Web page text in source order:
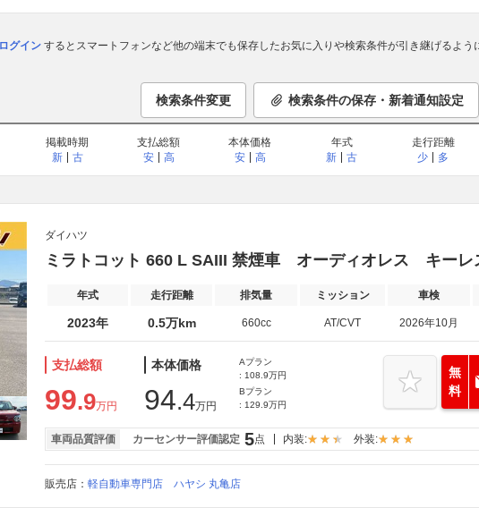
グインするとスマートフォンなど他の端末でも保存したお気に入りや検索条件が引き継げるよう
検索条件変更 検索条件の保存・新着通知設定
掲載時期
新
古
支払総額
安
高
本体価格
安
高
年式
新
古
走行距離
少
多
ダイハツ
ミラトコット 660 L SAIII 禁煙車 オーディオレス キーレ
年式 走行距離 排気量 ミッション 車検
2023年 0.5万km 660cc AT/CVT 2026年10月
支払総額
99.9万円
本体価格
94.4万円
Aプラン
: 108.9万円
Bプラン
: 129.9万円
無
料
車両品質評価 カーセンサー評価認定 5点 内装: 外装:
販売店： 軽自動車専門店 ハヤシ 丸亀店